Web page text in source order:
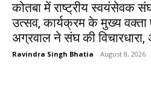
कोतबा में राष्ट्रीय स्वयंसेवक
उत्सव, कार्यक्रम के मुख्य वक्ता
अग्रवाल ने संघ की
Ravindra Singh Bhatia - August 8, 2026